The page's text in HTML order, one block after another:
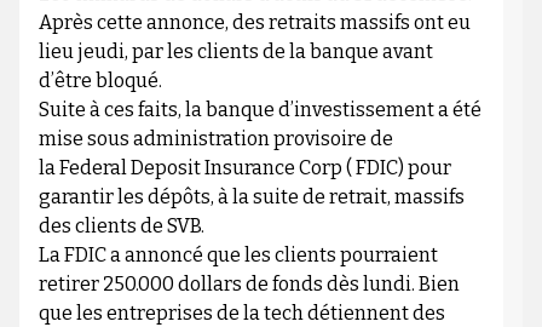
Après cette annonce, des retraits massifs ont eu
lieu jeudi, par les clients de la banque avant
d’être bloqué.
Suite à ces faits, la banque d’investissement a été
mise sous administration provisoire de
la Federal Deposit Insurance Corp ( FDIC) pour
garantir les dépôts, à la suite de retrait, massifs
des clients de SVB.
La FDIC a annoncé que les clients pourraient
retirer 250.000 dollars de fonds dès lundi. Bien
que les entreprises de la tech détiennent des